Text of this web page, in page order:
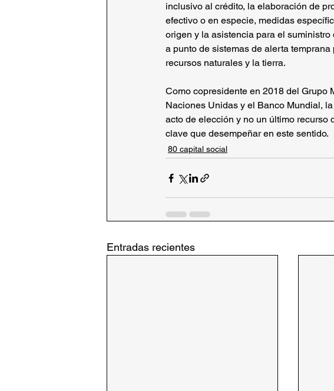
inclusivo al crédito, la elaboración de
efectivo o en especie, medidas
origen y la asistencia para el
a punto de sistemas de alerta
recursos naturales y la tierra.
Como copresidente en 2018 del Grupo
Naciones Unidas y el Banco Mundial,
acto de elección y no un último recurso
clave que desempeñar en este sentido.
80 capital social
Entradas recientes